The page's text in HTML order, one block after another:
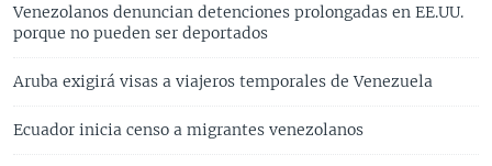
Venezolanos denuncian detenciones prolongadas en EE.UU.
porque no pueden ser deportados
Aruba exigirá visas a viajeros temporales de Venezuela
Ecuador inicia censo a migrantes venezolanos